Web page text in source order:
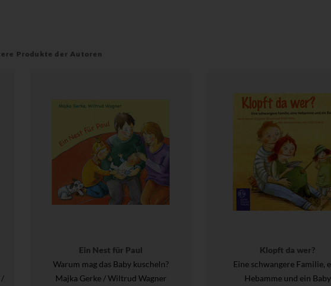
Produkte der Autoren
/
Ein Nest für Paul
Warum mag das Baby kuscheln?
Majka Gerke / Wiltrud Wagner
Klopft da wer?
Eine schwangere Familie,
Hebamme und ein Baby